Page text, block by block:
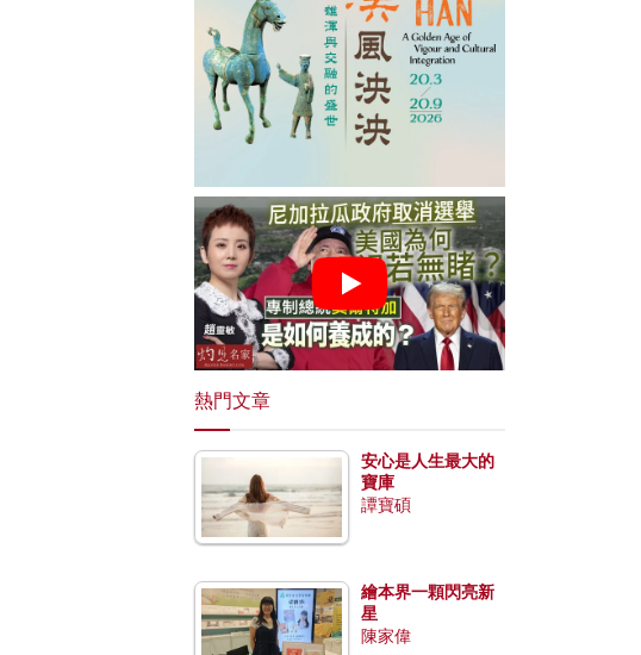
熱門文章
安心是人生最大的
寶庫
譚寶碩
繪本界一顆閃亮新
星
陳家偉